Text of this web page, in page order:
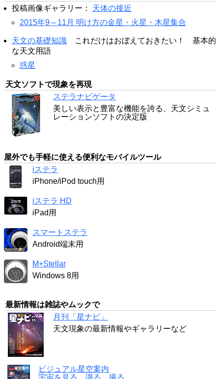
投稿画像ギャラリー： 天体の接近
2015年9～11月 明け方の金星・火星・木星集合
天文の基礎知識 これだけはおぼえておきたい！ 基本的
な天文用語
惑星
天文ソフトで現象を再現
ステラナビゲータ
美しい表示と豊富な機能を誇る、天文シミュ
レーションソフトの決定版
屋外でも手軽に使える便利なモバイルツール
iステラ
iPhone/iPod touch用
iステラ HD
iPad用
スマートステラ
Android端末用
M+Stellar
Windows 8用
最新情報は雑誌やムックで
月刊「星ナビ」
天文現象の最新情報やギャラリーなど
ビジュアル星空案内
宇宙を見る、識る、撮る